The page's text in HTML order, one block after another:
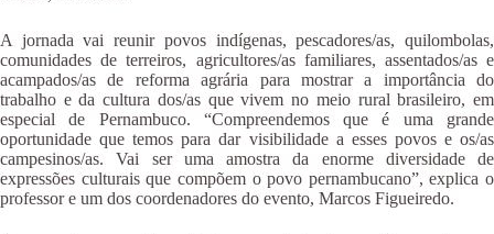
A jornada vai reunir povos indígenas, pescadores/as, quilombolas,
comunidades de terreiros, agricultores/as familiares, assentados/as e
acampados/as de reforma agrária para mostrar a importância do
trabalho e da cultura dos/as que vivem no meio rural brasileiro, em
especial de Pernambuco. “Compreendemos que é uma grande
oportunidade que temos para dar visibilidade a esses povos e os/as
campesinos/as. Vai ser uma amostra da enorme diversidade de
expressões culturais que compõem o povo pernambucano”, explica o
professor e um dos coordenadores do evento, Marcos Figueiredo.